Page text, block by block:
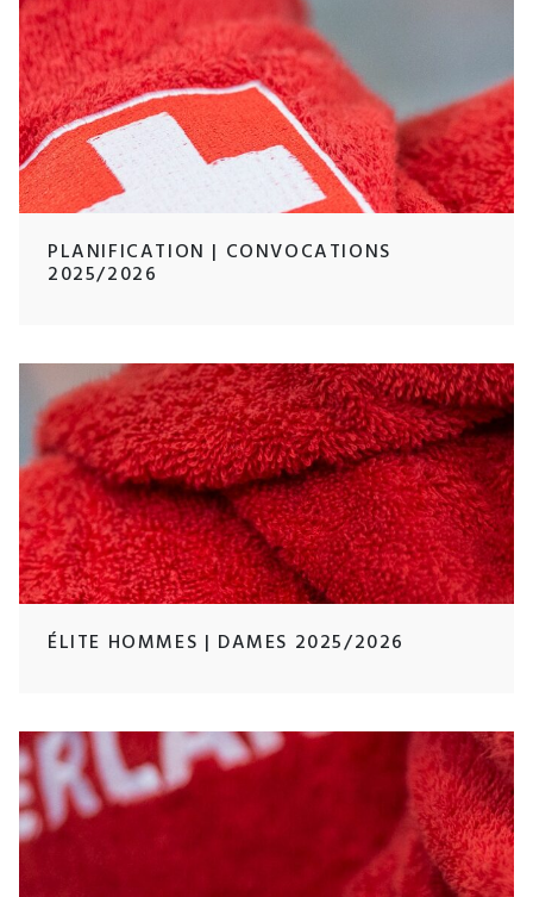
PLANIFICATION | CONVOCATIONS
2025/2026
ÉLITE HOMMES | DAMES 2025/2026